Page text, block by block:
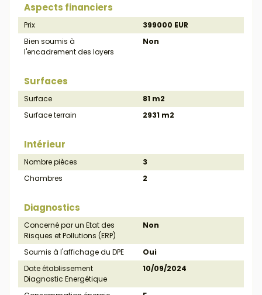
Aspects financiers
Prix
399000 EUR
Bien soumis à
l'encadrement des loyers
Non
Surfaces
Surface
81 m2
Surface terrain
2931 m2
Intérieur
Nombre pièces
3
Chambres
2
Diagnostics
Concerné par un Etat des
Risques et Pollutions (ERP)
Non
Soumis à l'affichage du DPE
Oui
Date établissement
Diagnostic Energétique
10/09/2024